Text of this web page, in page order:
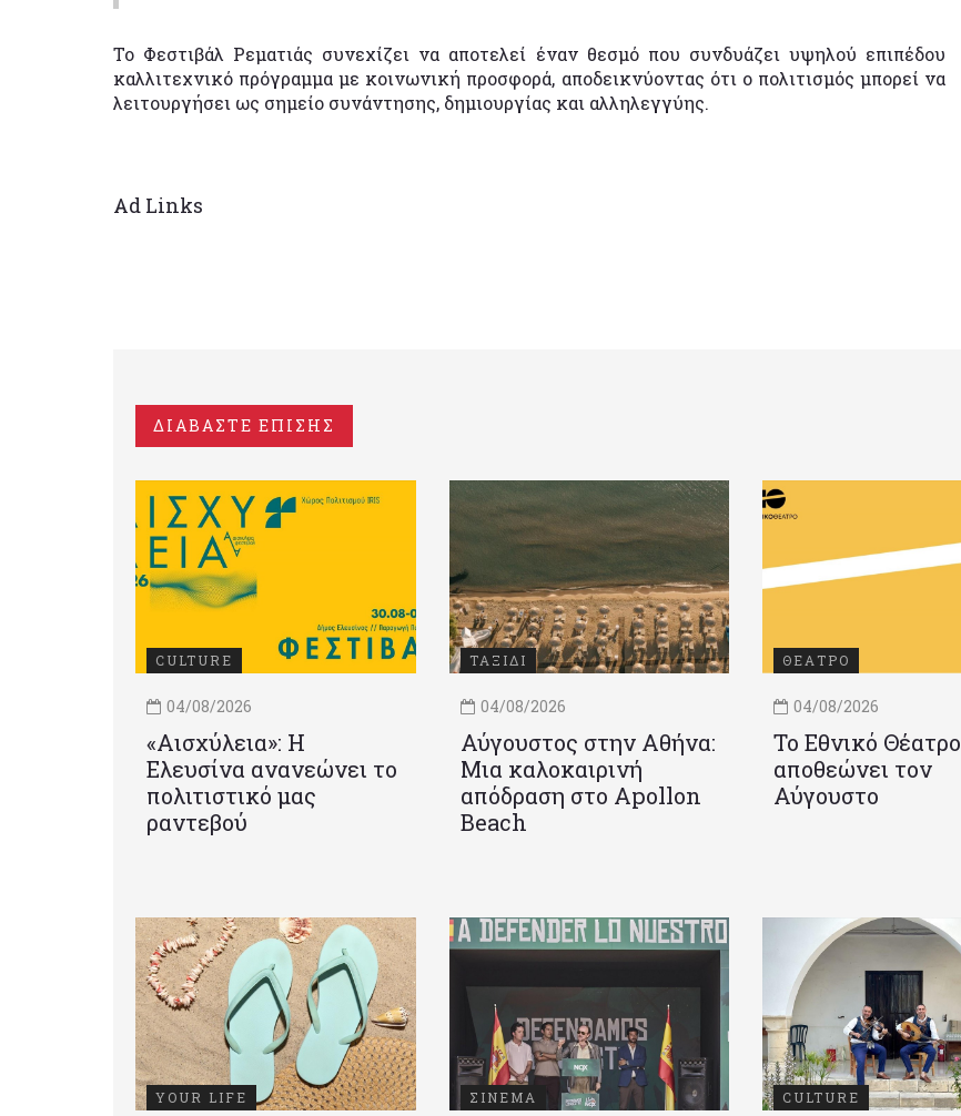
Το Φεστιβάλ Ρεματιάς συνεχίζει να αποτελεί έναν θεσμό που συνδυάζει υψηλού επιπέδου
καλλιτεχνικό πρόγραμμα με κοινωνική προσφορά, αποδεικνύοντας ότι ο πολιτισμός μπορεί να
λειτουργήσει ως σημείο συνάντησης, δημιουργίας και αλληλεγγύης.
Ad Links
ΔΙΑΒΑΣΤΕ ΕΠΙΣΗΣ
CULTURE
04/08/2026
«Αισχύλεια»: Η
Ελευσίνα ανανεώνει το
πολιτιστικό μας
ραντεβού
ΤΑΞΙΔΙ
04/08/2026
Αύγουστος στην Αθήνα:
Μια καλοκαιρινή
απόδραση στο Apollon
Beach
ΘΕΑΤΡΟ
04/08/2026
Το Εθνικό Θέατρο
αποθεώνει τον
Αύγουστο
YOUR LIFE ΣΙΝΕΜΑ CULTURE